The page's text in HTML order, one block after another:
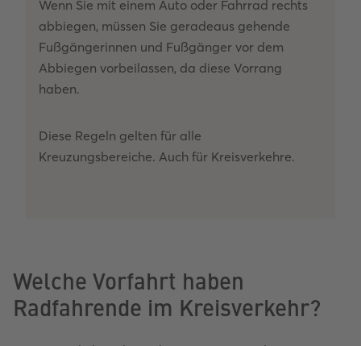
Wenn Sie mit einem Auto oder Fahrrad rechts
abbiegen, müssen Sie geradeaus gehende
Fußgängerinnen und Fußgänger vor dem
Abbiegen vorbeilassen, da diese Vorrang
haben.
Diese Regeln gelten für alle
Kreuzungsbereiche. Auch für Kreisverkehre.
Welche Vorfahrt haben
Radfahrende im Kreisverkehr?